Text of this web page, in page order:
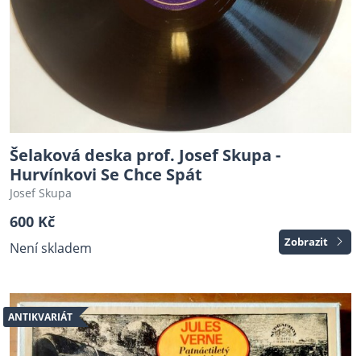
Šelaková deska prof. Josef Skupa -
Hurvínkovi Se Chce Spát
Josef Skupa
600 Kč
Není skladem Zobrazit
ANTIKVARIÁT